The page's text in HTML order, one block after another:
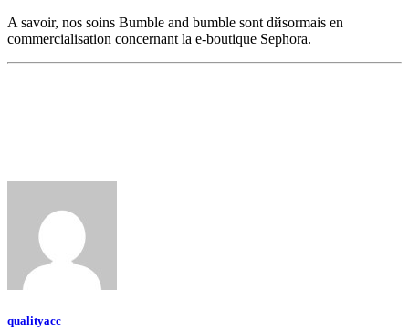
A savoir, nos soins Bumble and bumble sont dйsormais en
commercialisation concernant la e-boutique Sephora.
qualityacc